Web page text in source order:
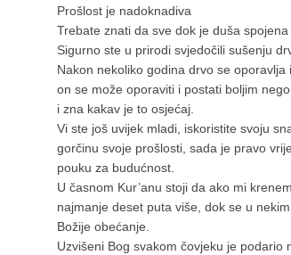
Prošlost je nadoknadiva
Trebate znati da sve dok je duša
Sigurno ste u prirodi svjedočili sušenju
Nakon nekoliko godina drvo se
on se može oporaviti i postati boljim
i zna kakav je to osjećaj.
Vi ste još uvijek mladi, iskoristite svoju
gorčinu svoje prošlosti, sada je pravo
pouku za budućnost.
U časnom Kur’anu stoji da ako mi
najmanje deset puta više, dok se u
Božije obećanje.
Uzvišeni Bog svakom čovjeku je